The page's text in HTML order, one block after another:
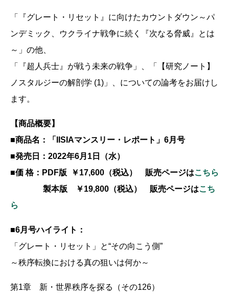
「『グレート・リセット』に向けたカウントダウン～パ
ンデミック、ウクライナ戦争に続く『次なる脅威』とは
～」の他、
「『超人兵士』が戦う未来の戦争」、「【研究ノート】
ノスタルジーの解剖学 (1)」、についての論考をお届けし
ます。
【商品概要】
■商品名：「IISIAマンスリー・レポート」6月号
■発売日：2022年6月1日（水）
■価 格：PDF版 ￥17,600（税込） 販売ページはこちら
製本版 ￥19,800（税込） 販売ページはこち
ら
■6月号ハイライト：
「グレート・リセット」と“その向こう側”
～秩序転換における真の狙いは何か～
第1章 新・世界秩序を探る（その126）